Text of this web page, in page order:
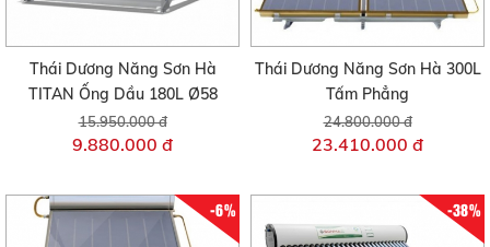
Thái Dương Năng Sơn Hà
TITAN Ống Dầu 180L Ø58
15.950.000 đ
9.880.000 đ
Thái Dương Năng Sơn Hà 300L
Tấm Phẳng
24.800.000 đ
23.410.000 đ
-6% -38%